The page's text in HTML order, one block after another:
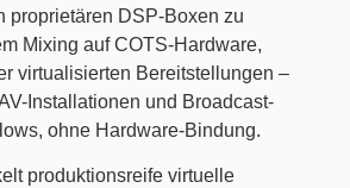
proprietären DSP-Boxen zu
Mixing auf COTS-Hardware,
virtualisierten Bereitstellungen –
Installationen und Broadcast-
ohne Hardware-Bindung.
produktionsreife virtuelle